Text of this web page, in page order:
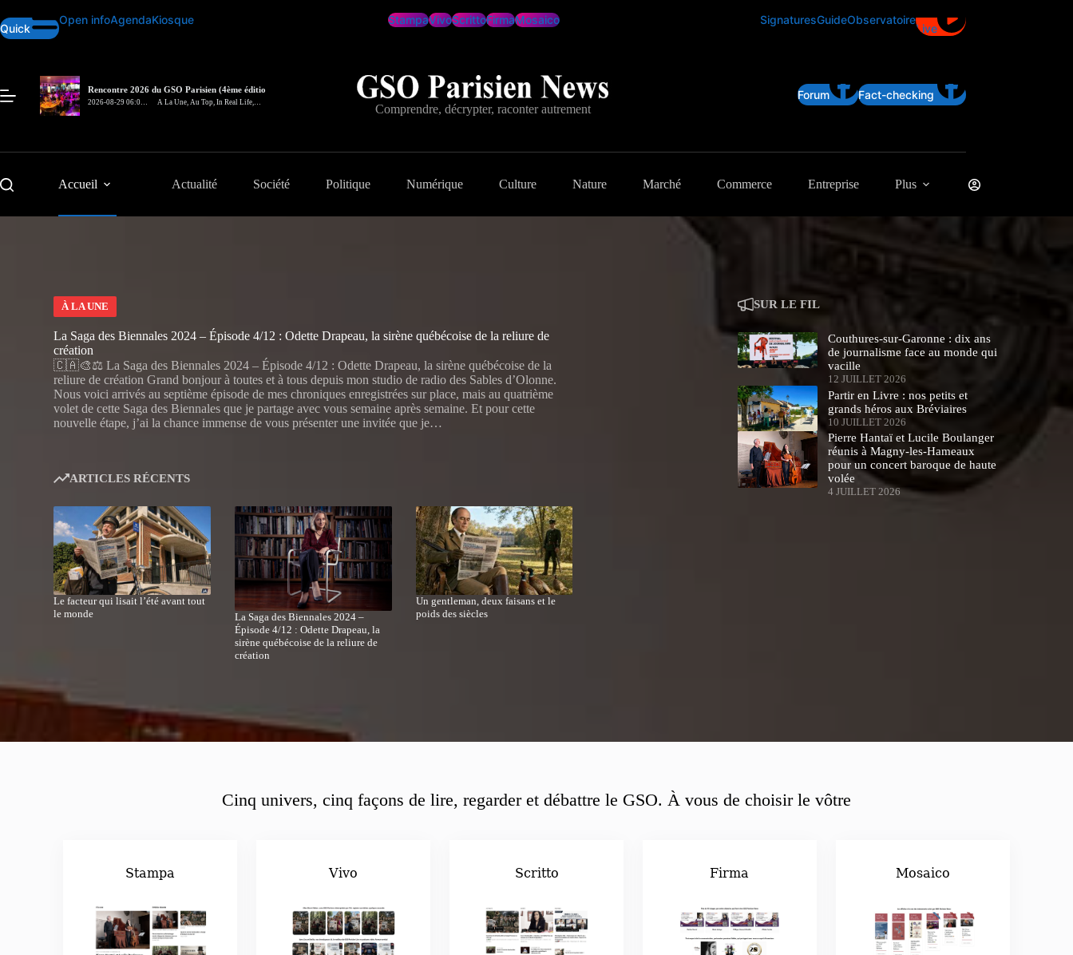
au
contenu
Quick
Open infoAgendaKiosque StampaVivoScrittoFirmaMosaico SignaturesGuideObservatoire
Live
Rencontre 2026 du GSO Parisien (4ème édition)
– In Real Life
2026-08-29 06:00
A La Une,Au Top,In Real Life,
Comprendre, décrypter, raconter autrement
Forum Fact-checking
Accueil Actualité Société Politique Numérique Culture Nature Marché Commerce Entreprise Plus
À LA UNE
La Saga des Biennales 2024 – Épisode 4/12 : Odette Drapeau, la sirène québécoise de la reliure de
création
🇨🇦🎨⚖️ La Saga des Biennales 2024 – Épisode 4/12 : Odette Drapeau, la sirène québécoise de la
reliure de création Grand bonjour à toutes et à tous depuis mon studio de radio des Sables d’Olonne.
Nous voici arrivés au septième épisode de mes chroniques enregistrées sur place, mais au quatrième
volet de cette Saga des Biennales que je partage avec vous semaine après semaine. Et pour cette
nouvelle étape, j’ai la chance immense de vous présenter une invitée que je…
ARTICLES RÉCENTS
Le facteur qui lisait l’été avant tout
le monde
La Saga des Biennales 2024 –
Épisode 4/12 : Odette Drapeau, la
sirène québécoise de la reliure de
création
Un gentleman, deux faisans et le
poids des siècles
SUR LE FIL
Couthures-sur-Garonne : dix ans
de journalisme face au monde qui
vacille
12 JUILLET 2026
Partir en Livre : nos petits et
grands héros aux Bréviaires
10 JUILLET 2026
Pierre Hantaï et Lucile Boulanger
réunis à Magny-les-Hameaux
pour un concert baroque de haute
volée
4 JUILLET 2026
Cinq univers, cinq façons de lire, regarder et débattre le GSO. À vous de choisir le vôtre
Stampa Vivo Scritto Firma Mosaico